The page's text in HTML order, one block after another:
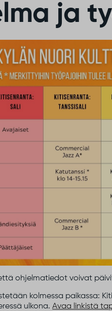
ja
ohjelmatiedot voivat
kolmessa paikassa:
ulkona.Avaa linkistä